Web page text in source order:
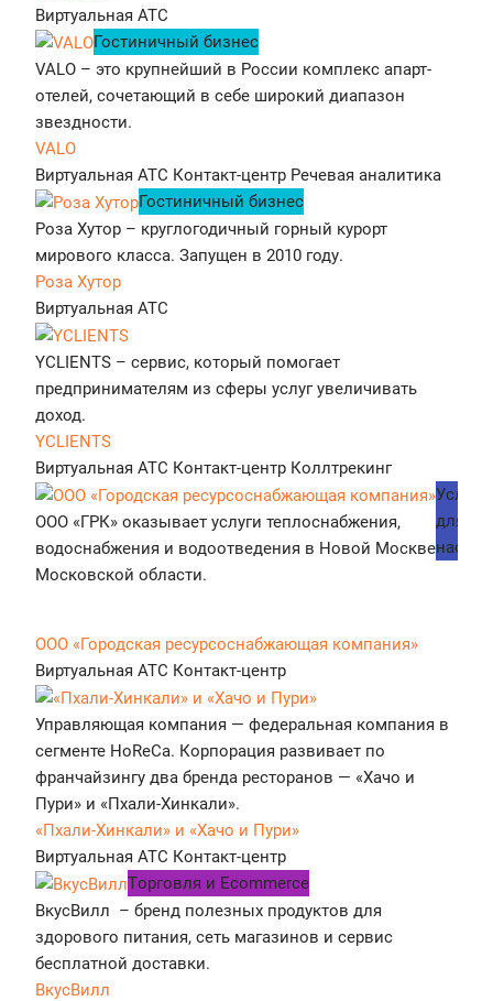
Виртуальная АТС
Гостиничный бизнес
VALO – это крупнейший в России комплекс апарт-
отелей, сочетающий в себе широкий диапазон
звездности.
VALO
Виртуальная АТС Контакт-центр Речевая аналитика
Гостиничный бизнес
Роза Хутор – круглогодичный горный курорт
мирового класса. Запущен в 2010 году.
Роза Хутор
Виртуальная АТС
YCLIENTS – сервис, который помогает
предпринимателям из сферы услуг увеличивать
доход.
YCLIENTS
Виртуальная АТС Контакт-центр Коллтрекинг
Услуги
для
ООО «ГРК» оказывает услуги теплоснабжения,
водоснабжения и водоотведения в Новой Москве и
Московской области.
ООО «Городская ресурсоснабжающая компания»
Виртуальная АТС Контакт-центр
Управляющая компания — федеральная компания в
сегменте HoReCa. Корпорация развивает по
франчайзингу два бренда ресторанов — «Хачо и
Пури» и «Пхали-Хинкали».
«Пхали-Хинкали» и «Хачо и Пури»
Виртуальная АТС Контакт-центр
Tорговля и Ecommerce
ВкусВилл – бренд полезных продуктов для
здорового питания, сеть магазинов и сервис
бесплатной доставки.
ВкусВилл